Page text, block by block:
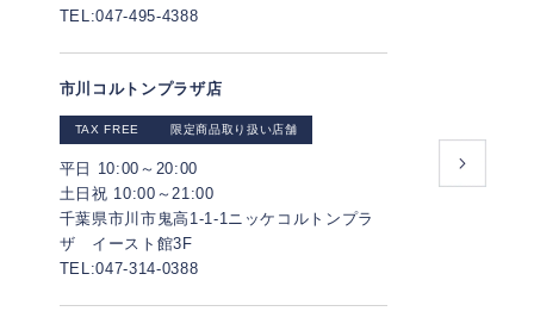
TEL:047-495-4388
市川コルトンプラザ店
TAX FREE 限定商品取り扱い店舗
平日 10:00～20:00
土日祝 10:00～21:00
千葉県市川市鬼高1-1-1ニッケコルトンプラ
ザ イースト館3F
TEL:047-314-0388